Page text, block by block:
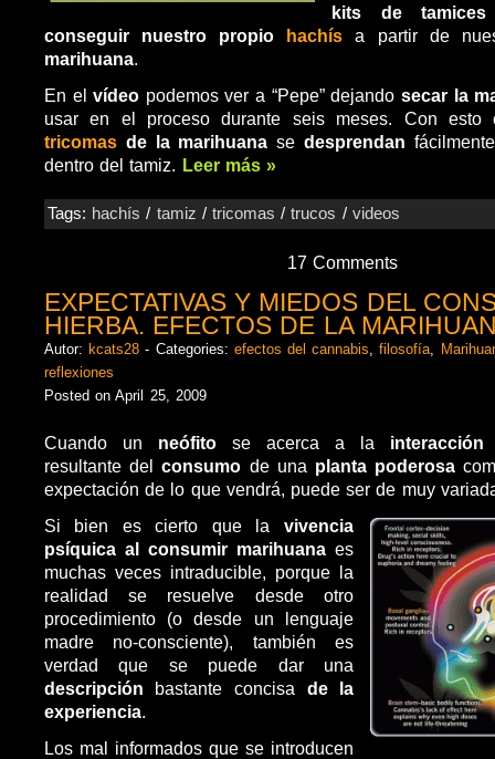
kits de tamices
conseguir nuestro propio hachís a partir de
marihuana.
En elvídeo podemos ver a “Pepe” dejando secar la
usar en el proceso durante seis meses. Con esto
tricomas de la marihuana se desprendan
dentro del tamiz. Leer más »
Tags: hachís / tamiz /tricomas /trucos / videos
17 Comments
EXPECTATIVAS Y MIEDOS DEL
HIERBA. EFECTOS DE LA
Autor:kcats28 - Categories: efectos del cannabis ,filosofía
reflexiones
Posted on April 25, 2009
Cuando un neófito se acerca a la interacción
resultante delconsumo de una planta poderosa
expectación de lo que vendrá, puede ser de muy
Si bien es cierto que la vivencia
psíquica al consumir marihuana es
muchas veces intraducible, porque la
realidad se resuelve desde otro
procedimiento (o desde un lenguaje
madre no-consciente), también es
verdad que se puede dar una
descripción bastante concisa de la
experiencia.
Los mal informados que se introducen